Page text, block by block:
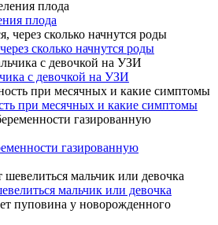
плода
сколько начнутся роды
с девочкой на УЗИ
при месячных и какие симптомы
газированную
мальчик или девочка